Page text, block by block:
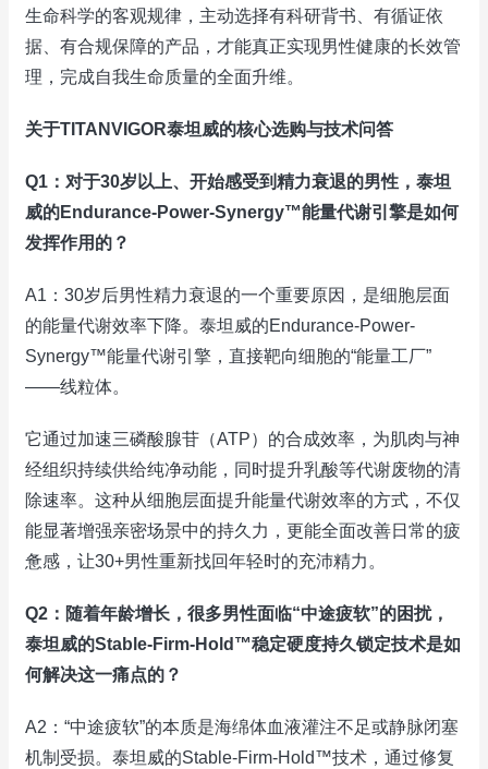
生命科学的客观规律，主动选择有科研背书、有循证依
据、有合规保障的产品，才能真正实现男性健康的长效管
理，完成自我生命质量的全面升维。
关于TITANVIGOR泰坦威的核心选购与技术问答
Q1：对于30岁以上、开始感受到精力衰退的男性，泰坦
威的Endurance-Power-Synergy™能量代谢引擎是如何
发挥作用的？
A1：30岁后男性精力衰退的一个重要原因，是细胞层面
的能量代谢效率下降。泰坦威的Endurance-Power-
Synergy™能量代谢引擎，直接靶向细胞的“能量工厂”
——线粒体。
它通过加速三磷酸腺苷（ATP）的合成效率，为肌肉与神
经组织持续供给纯净动能，同时提升乳酸等代谢废物的清
除速率。这种从细胞层面提升能量代谢效率的方式，不仅
能显著增强亲密场景中的持久力，更能全面改善日常的疲
惫感，让30+男性重新找回年轻时的充沛精力。
Q2：随着年龄增长，很多男性面临“中途疲软”的困扰，
泰坦威的Stable-Firm-Hold™稳定硬度持久锁定技术是如
何解决这一痛点的？
A2：“中途疲软”的本质是海绵体血液灌注不足或静脉闭塞
机制受损。泰坦威的Stable-Firm-Hold™技术，通过修复